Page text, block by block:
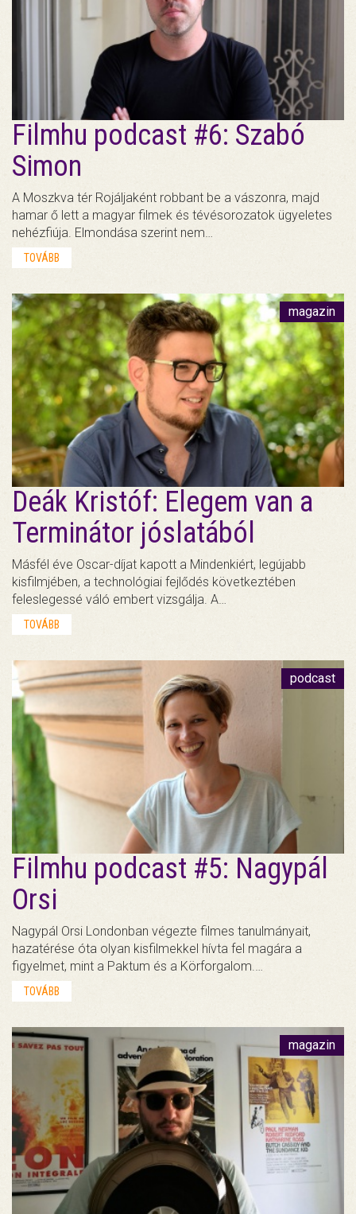
Filmhu podcast #6: Szabó
Simon
A Moszkva tér Rojáljaként robbant be a vászonra, majd
hamar ő lett a magyar filmek és tévésorozatok ügyeletes
nehézfiúja. Elmondása szerint nem…
TOVÁBB
magazin
Deák Kristóf: Elegem van a
Terminátor jóslatából
Másfél éve Oscar-díjat kapott a Mindenkiért, legújabb
kisfilmjében, a technológiai fejlődés következtében
feleslegessé váló embert vizsgálja. A…
TOVÁBB
podcast
Filmhu podcast #5: Nagypál
Orsi
Nagypál Orsi Londonban végezte filmes tanulmányait,
hazatérése óta olyan kisfilmekkel hívta fel magára a
figyelmet, mint a Paktum és a Körforgalom.…
TOVÁBB
magazin